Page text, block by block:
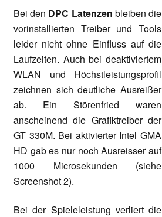
Bei den DPC Latenzen bleiben die
vorinstallierten Treiber und Tools
leider nicht ohne Einfluss auf die
Laufzeiten. Auch bei deaktiviertem
WLAN und Höchstleistungsprofil
zeichnen sich deutliche Ausreißer
ab. Ein Störenfried waren
anscheinend die Grafiktreiber der
GT 330M. Bei aktivierter Intel GMA
HD gab es nur noch Ausreisser auf
1000 Microsekunden (siehe
Screenshot 2).
Bei der Spieleleistung verliert die